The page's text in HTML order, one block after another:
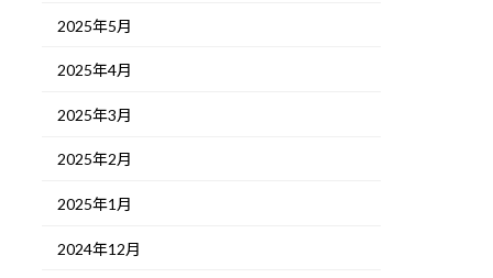
2025年5月
2025年4月
2025年3月
2025年2月
2025年1月
2024年12月